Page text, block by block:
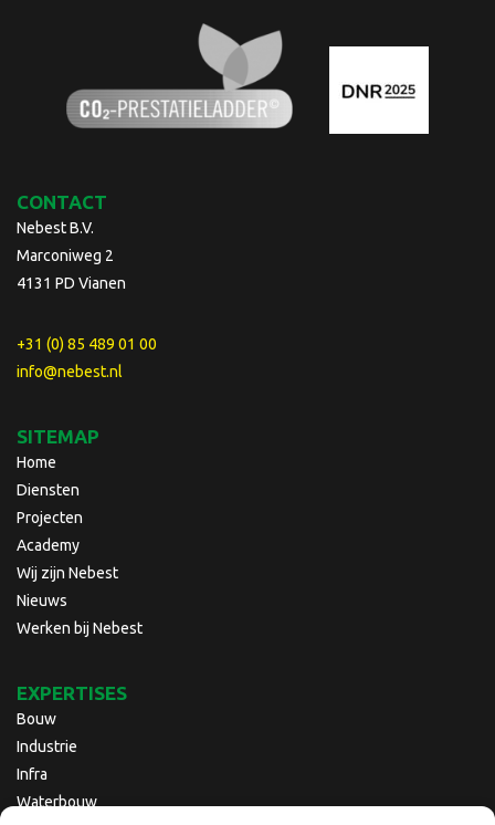
CONTACT
Nebest B.V.
Marconiweg 2
4131 PD Vianen
+31 (0) 85 489 01 00
info@nebest.nl
SITEMAP
Home
Diensten
Projecten
Academy
Wij zijn Nebest
Nieuws
Werken bij Nebest
EXPERTISES
Bouw
Industrie
Infra
Waterbouw